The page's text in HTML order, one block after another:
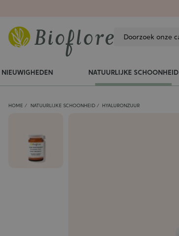
NIEUWIGHEDEN NATUURLIJKE SCHOONHEID
HOME NATUURLIJKE SCHOONHEID HYALURONZUUR